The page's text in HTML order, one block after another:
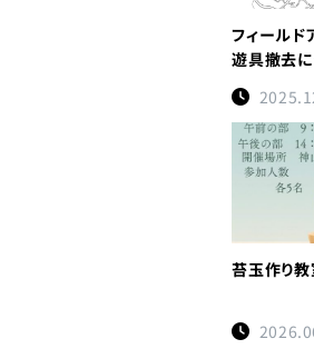
フィールド
遊具撤去
止のお知ら
～令和８
要
苔玉作り